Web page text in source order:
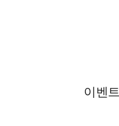
이벤트